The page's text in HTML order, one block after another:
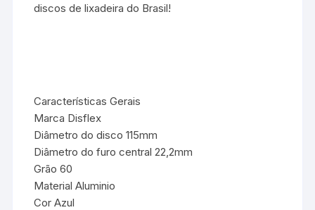
discos de lixadeira do Brasil!
Características Gerais
Marca Disflex
Diâmetro do disco 115mm
Diâmetro do furo central 22,2mm
Grão 60
Material Aluminio
Cor Azul